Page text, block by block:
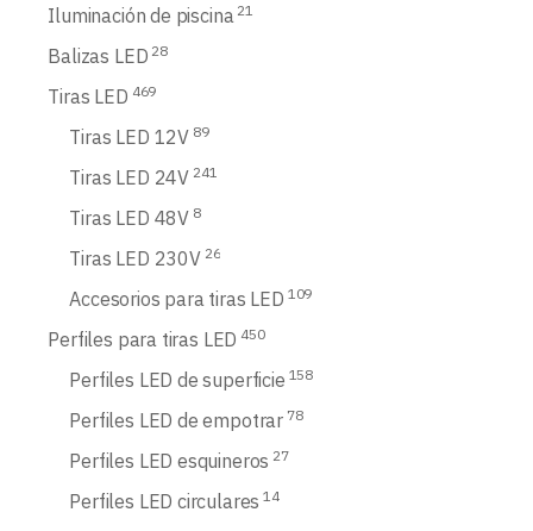
Iluminación de piscina 21
Balizas LED 28
Tiras LED 469
Tiras LED 12V 89
Tiras LED 24V 241
Tiras LED 48V 8
Tiras LED 230V 26
Accesorios para tiras LED 109
Perfiles para tiras LED 450
Perfiles LED de superficie 158
Perfiles LED de empotrar 78
Perfiles LED esquineros 27
Perfiles LED circulares 14